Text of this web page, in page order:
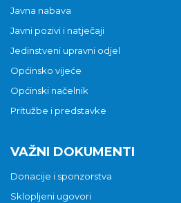
Javna nabava
Javni pozivi i natječaji
Jedinstveni upravni odjel
Općinsko vijeće
Općinski načelnik
Pritužbe i predstavke
VAŽNI DOKUMENTI
Donacije i sponzorstva
Sklopljeni ugovori